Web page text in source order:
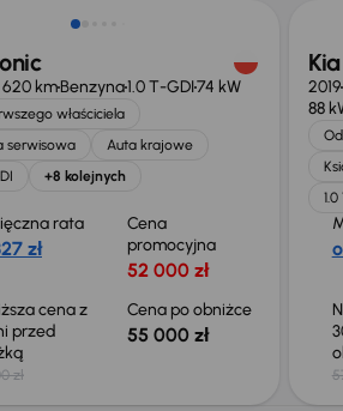
620 kmBenzyna1.0 T-GDI74 kW
właściciela
serwisowa
Auta krajowe
+8 kolejnych
rata
zł
Cena
promocyjna
52 000 zł
cena z
przed
zł
Cena po obniżce
55 000 zł
2019
88